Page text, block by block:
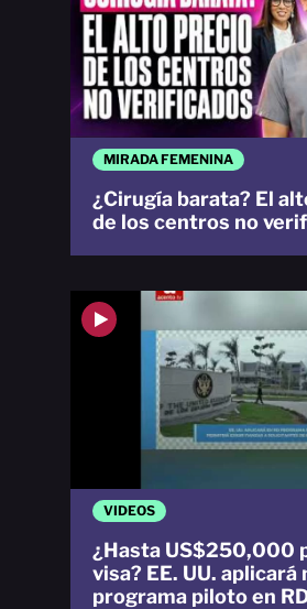
MIRADA FEMENINA
¿Cirugía barata? El
de los centros no
VIDEOS
¿Hasta US$250,000
visa? EE. UU. aplicará
programa piloto en